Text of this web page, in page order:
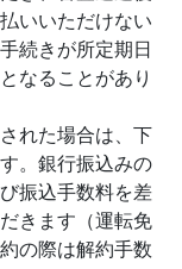
いいただけない
続きが所定期日
なることがあり
れた場合は、下
。銀行振込みの
振込手数料を差
きます（運転免
の際は解約手数